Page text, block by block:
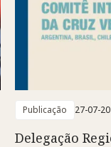
Publicação 27-07-
Delegação